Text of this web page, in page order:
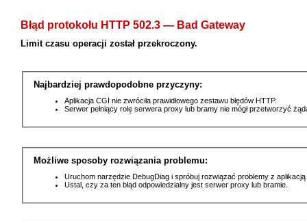
Błąd protokołu HTTP 502.3 — Bad Gateway
Limit czasu operacji został przekroczony.
Najbardziej prawdopodobne przyczyny:
Aplikacja CGI nie zwróciła prawidłowego zestawu błędów HTTP.
Serwer pełniący rolę serwera proxy lub bramy nie mógł przetworzyć
Możliwe sposoby rozwiązania problemu:
Uruchom narzędzie DebugDiag i spróbuj rozwiązać problemy z
Ustal, czy za ten błąd odpowiedzialny jest serwer proxy lub bramie.